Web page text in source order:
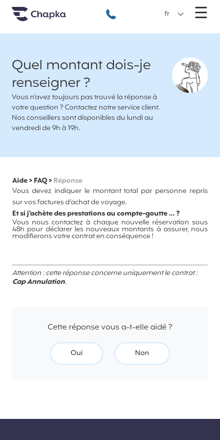
Chapka Assurances Voyages
+33 1 74 85 50 50
fr ☰
Quel montant dois-je
renseigner ?
Vous n’avez toujours pas trouvé la réponse à
votre question ? Contactez notre service client.
Nos conseillers sont disponibles du lundi au
vendredi de 9h à 19h.
Aide> FAQ> Réponse
Vous devez indiquer le montant total par personne repris
sur vos factures d’achat de voyage.
Et si j’achète des prestations au compte-goutte … ?
Vous nous contactez à chaque nouvelle réservation sous
48h pour déclarer les nouveaux montants à assurer, nous
modifierons votre contrat en conséquence !
Attention : cette réponse concerne uniquement le contrat :
Cap Annulation.
Cette réponse vous a-t-elle aidé ?
Oui Non